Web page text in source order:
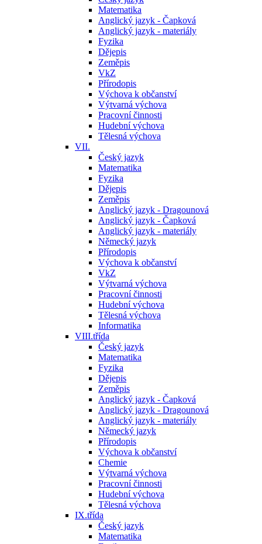
Matematika
Anglický jazyk - Čapková
Anglický jazyk - materiály
Fyzika
Dějepis
Zeměpis
VkZ
Přírodopis
Výchova k občanství
Výtvarná výchova
Pracovní činnosti
Hudební výchova
Tělesná výchova
VII.
Český jazyk
Matematika
Fyzika
Dějepis
Zeměpis
Anglický jazyk - Dragounová
Anglický jazyk - Čapková
Anglický jazyk - materiály
Německý jazyk
Přírodopis
Výchova k občanství
VkZ
Výtvarná výchova
Pracovní činnosti
Hudební výchova
Tělesná výchova
Informatika
VIII.třída
Český jazyk
Matematika
Fyzika
Dějepis
Zeměpis
Anglický jazyk - Čapková
Anglický jazyk - Dragounová
Anglický jazyk - materiály
Německý jazyk
Přírodopis
Výchova k občanství
Chemie
Výtvarná výchova
Pracovní činnosti
Hudební výchova
Tělesná výchova
IX.třída
Český jazyk
Matematika